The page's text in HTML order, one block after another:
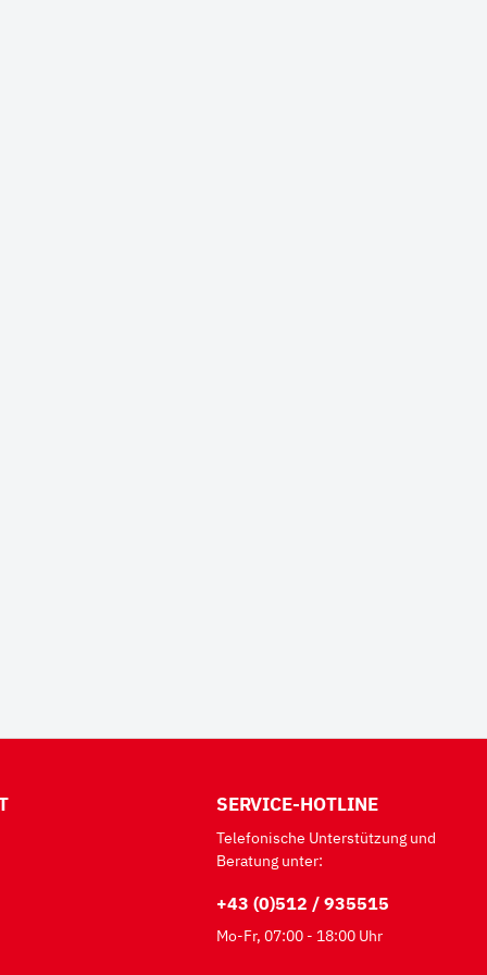
SERVICE-HOTLINE
Telefonische Unterstützung und
Beratung unter:
+43 (0)512 / 935515
Mo-Fr, 07:00 - 18:00 Uhr